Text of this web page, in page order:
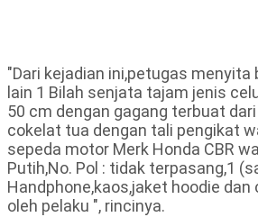
"Dari kejadian ini,petugas
lain 1 Bilah senjata tajam jenis
50 cm dengan gagang terbuat
cokelat tua dengan tali pengikat
sepeda motor Merk Honda CBR
Putih,No. Pol : tidak terpasang,1
Handphone,kaos,jaket hoodie dan
oleh pelaku ", rincinya.